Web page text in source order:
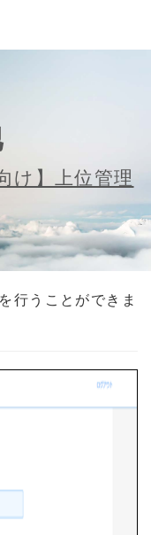
け】上位管理
行うことができま